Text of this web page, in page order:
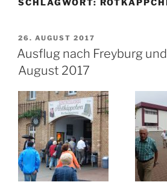
SCHLAGWORT:
VERÖFFENTLICHT
AM
26. AUGUST 2017
Ausflug nach Freyburg
August 2017